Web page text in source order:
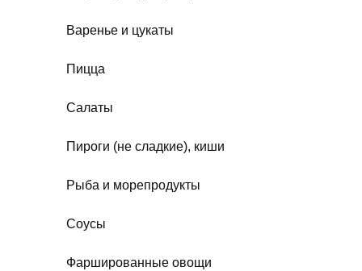
Варенье и цукаты
Пицца
Салаты
Пироги (не сладкие), киши
Рыба и морепродукты
Соусы
Фаршированные овощи